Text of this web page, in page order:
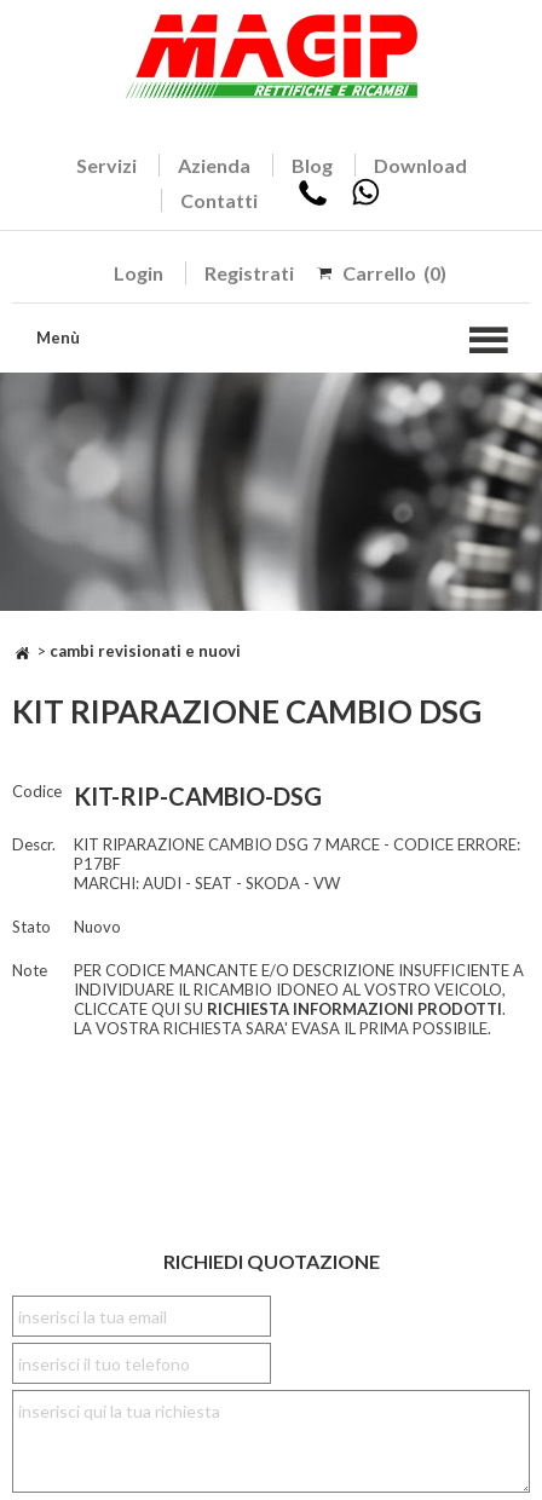
Servizi Azienda Blog
Download
Contatti
Login Registrati Carrello (0)
Menù
> cambi revisionati e nuovi
KIT RIPARAZIONE CAMBIO DSG
Codice KIT-RIP-CAMBIO-DSG
Descr.
KIT RIPARAZIONE CAMBIO DSG 7 MARCE - CODICE ERRORE:
P17BF
MARCHI: AUDI - SEAT - SKODA - VW
Stato Nuovo
Note
PER CODICE MANCANTE E/O DESCRIZIONE INSUFFICIENTE A
INDIVIDUARE IL RICAMBIO IDONEO AL VOSTRO VEICOLO,
CLICCATE QUI SU RICHIESTA INFORMAZIONI PRODOTTI.
LA VOSTRA RICHIESTA SARA' EVASA IL PRIMA POSSIBILE.
RICHIEDI QUOTAZIONE